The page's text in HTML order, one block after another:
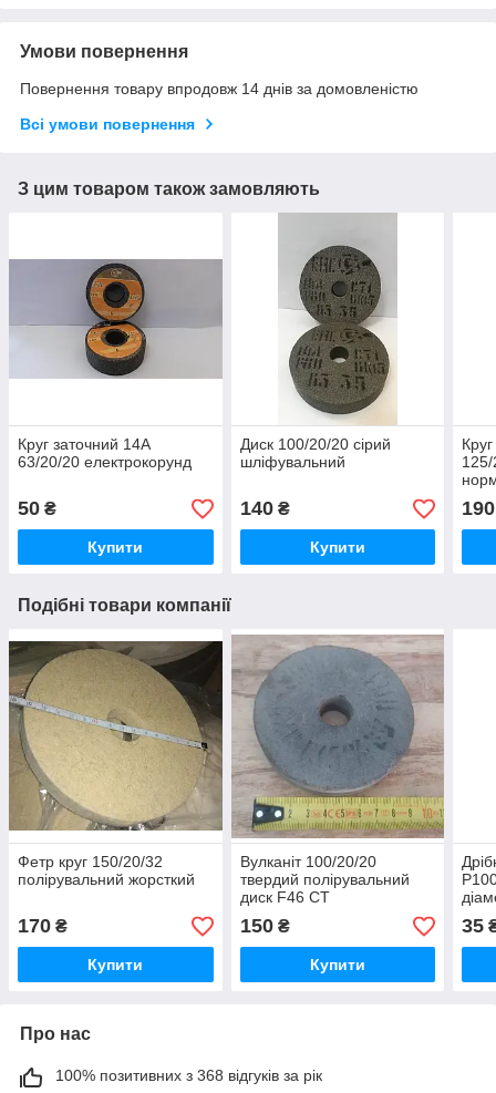
Умови повернення
Повернення товару впродовж 14 днів за домовленістю
Всі умови повернення
З цим товаром також замовляють
Круг заточний 14А
63/20/20 електрокорунд
50 ₴
Купити
Диск 100/20/20 сірий
шліфувальний
140₴
Купити
125/
190
Подібні товари компанії
Фетр круг 150/20/32
полірувальний жорсткий
170 ₴
Купити
Вулканіт 100/20/20
твердий полірувальний
диск F46 СТ
150₴
Купити
35
Про нас
100% позитивних з 368 відгуків за рік